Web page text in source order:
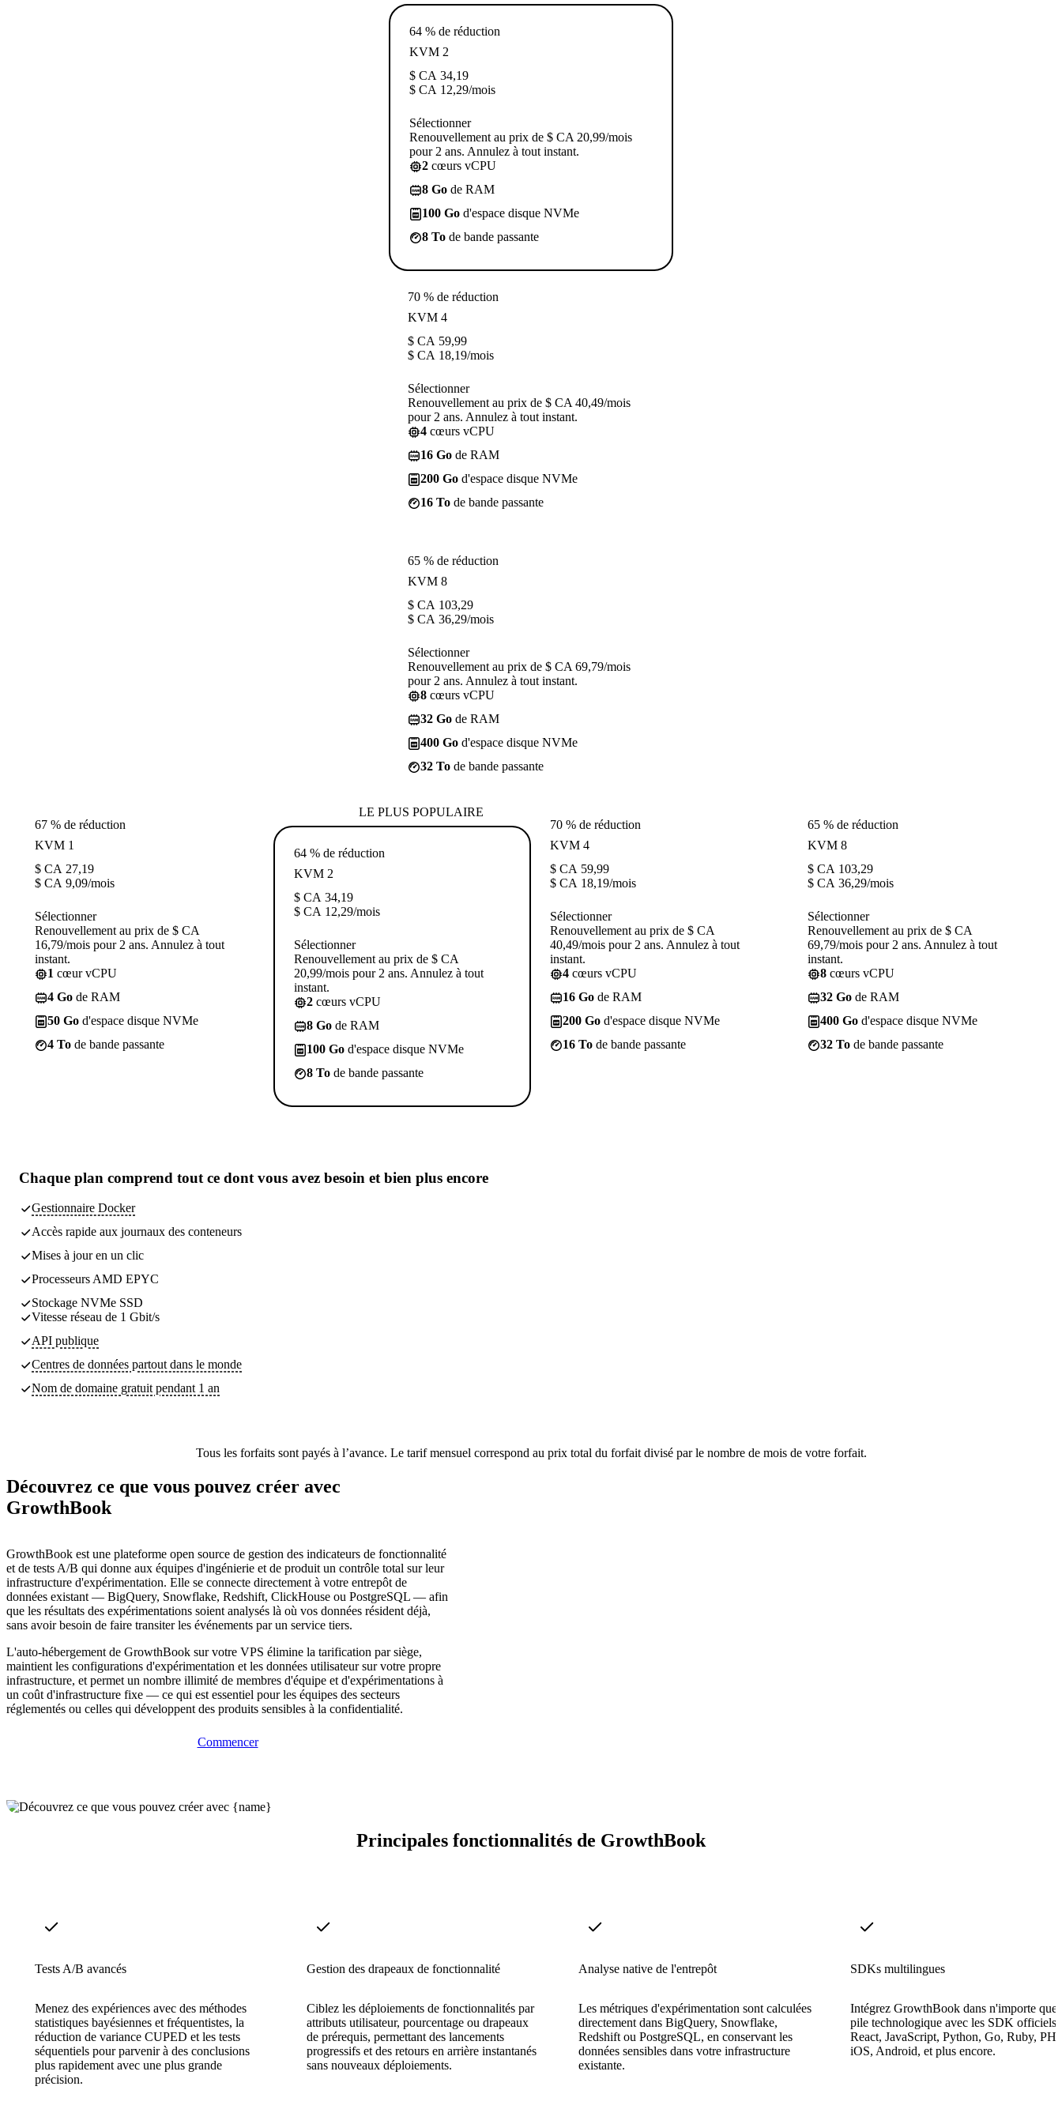
64 % de réduction
KVM 2
$ CA 34,19
$ CA 12,29/mois
Sélectionner
Renouvellement au prix de $ CA 20,99/mois
pour 2 ans. Annulez à tout instant.
2 cœurs vCPU
8 Go de RAM
100 Go d'espace disque NVMe
8 To de bande passante
70 % de réduction
KVM 4
$ CA 59,99
$ CA 18,19/mois
Sélectionner
Renouvellement au prix de $ CA 40,49/mois
pour 2 ans. Annulez à tout instant.
4 cœurs vCPU
16 Go de RAM
200 Go d'espace disque NVMe
16 To de bande passante
65 % de réduction
KVM 8
$ CA 103,29
$ CA 36,29/mois
Sélectionner
Renouvellement au prix de $ CA 69,79/mois
pour 2 ans. Annulez à tout instant.
8 cœurs vCPU
32 Go de RAM
400 Go d'espace disque NVMe
32 To de bande passante
67 % de réduction
KVM 1
$ CA 27,19
$ CA 9,09/mois
Sélectionner
Renouvellement au prix de $ CA
16,79/mois pour 2 ans. Annulez à tout
instant.
1 cœur vCPU
4 Go de RAM
50 Go d'espace disque NVMe
4 To de bande passante
LE PLUS POPULAIRE
64 % de réduction
KVM 2
$ CA 34,19
$ CA 12,29/mois
Sélectionner
Renouvellement au prix de $ CA
20,99/mois pour 2 ans. Annulez à tout
instant.
2 cœurs vCPU
8 Go de RAM
100 Go d'espace disque NVMe
8 To de bande passante
70 % de réduction
KVM 4
$ CA 59,99
$ CA 18,19/mois
Sélectionner
Renouvellement au prix de $ CA
40,49/mois pour 2 ans. Annulez à tout
instant.
4 cœurs vCPU
16 Go de RAM
200 Go d'espace disque NVMe
16 To de bande passante
65 % de réduction
KVM 8
$ CA 103,29
$ CA 36,29/mois
Sélectionner
Renouvellement au prix de $ CA
69,79/mois pour 2 ans. Annulez à tout
instant.
8 cœurs vCPU
32 Go de RAM
400 Go d'espace disque NVMe
32 To de bande passante
Chaque plan comprend tout ce dont vous avez besoin et bien plus encore
Gestionnaire Docker
Accès rapide aux journaux des conteneurs
Mises à jour en un clic
Processeurs AMD EPYC
Stockage NVMe SSD
Vitesse réseau de 1 Gbit/s
API publique
Centres de données partout dans le monde
Nom de domaine gratuit pendant 1 an
Tous les forfaits sont payés à l’avance. Le tarif mensuel correspond au prix total du forfait divisé par le nombre de mois de votre forfait.
Découvrez ce que vous pouvez créer avec
GrowthBook
GrowthBook est une plateforme open source de gestion des indicateurs de fonctionnalité
et de tests A/B qui donne aux équipes d'ingénierie et de produit un contrôle total sur leur
infrastructure d'expérimentation. Elle se connecte directement à votre entrepôt de
données existant — BigQuery, Snowflake, Redshift, ClickHouse ou PostgreSQL — afin
que les résultats des expérimentations soient analysés là où vos données résident déjà,
sans avoir besoin de faire transiter les événements par un service tiers.
L'auto-hébergement de GrowthBook sur votre VPS élimine la tarification par siège,
maintient les configurations d'expérimentation et les données utilisateur sur votre propre
infrastructure, et permet un nombre illimité de membres d'équipe et d'expérimentations à
un coût d'infrastructure fixe — ce qui est essentiel pour les équipes des secteurs
réglementés ou celles qui développent des produits sensibles à la confidentialité.
Commencer
Principales fonctionnalités de GrowthBook
Tests A/B avancés
Menez des expériences avec des méthodes
statistiques bayésiennes et fréquentistes, la
réduction de variance CUPED et les tests
séquentiels pour parvenir à des conclusions
plus rapidement avec une plus grande
précision.
Gestion des drapeaux de fonctionnalité
Ciblez les déploiements de fonctionnalités par
attributs utilisateur, pourcentage ou drapeaux
de prérequis, permettant des lancements
progressifs et des retours en arrière instantanés
sans nouveaux déploiements.
Analyse native de l'entrepôt
Les métriques d'expérimentation sont calculées
directement dans BigQuery, Snowflake,
Redshift ou PostgreSQL, en conservant les
données sensibles dans votre infrastructure
existante.
SDKs multilingues
Intégrez GrowthBook dans n'importe
pile technologique avec les SDK officiels
React, JavaScript, Python, Go, Ruby,
iOS, Android, et plus encore.